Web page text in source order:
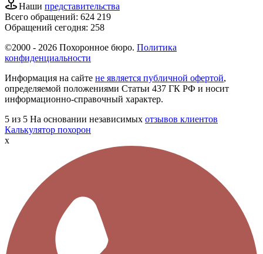
Наши представительства
Всего обращений: 624 219
Обращений сегодня: 258
©2000 - 2026 Похоронное бюро. Политика
конфиденциальности
Информация на сайте не является публичной офертой,
определяемой положениями Статьи 437 ГК РФ и носит
информационно-справочный характер.
5 из 5 На основании независимых отзывов клиентов
Калькулятор похорон
x